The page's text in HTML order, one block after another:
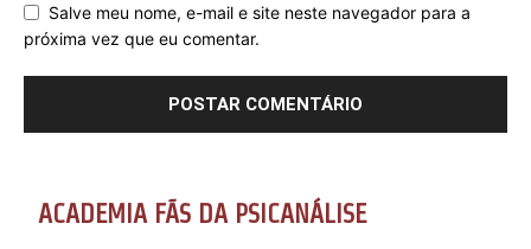
Salve meu nome, e-mail e site neste navegador para a
próxima vez que eu comentar.
ACADEMIA FÃS DA PSICANÁLISE